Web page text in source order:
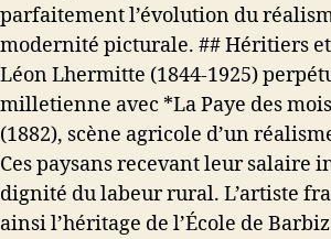
parfaitement l’évolution du
modernité picturale. ## Héritiers
Léon Lhermitte (1844-1925)
milletienne avec *La Paye des
(1882), scène agricole d’un
Ces paysans recevant leur salaire
dignité du labeur rural. L’artiste
ainsi l’héritage de l’École de